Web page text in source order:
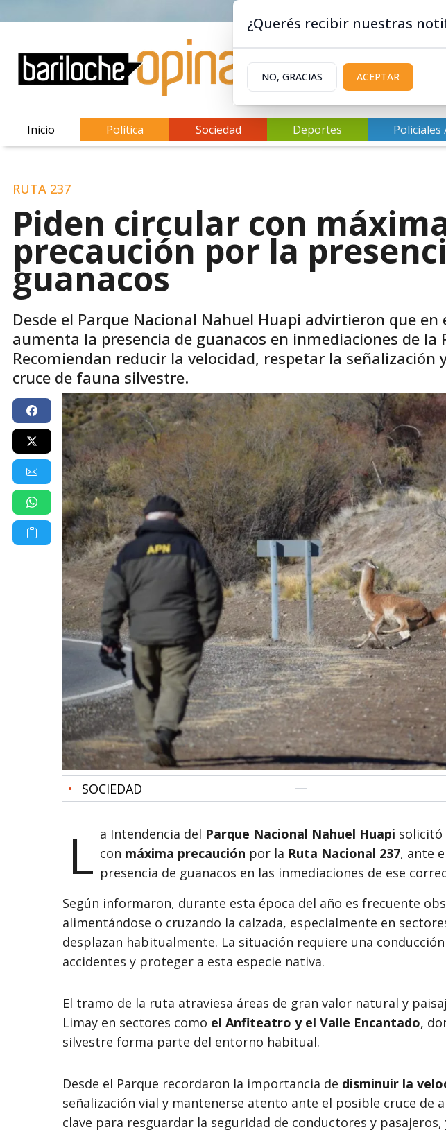
Inicio Política Sociedad Deportes Policiales
RUTA 237
Piden circular con
precaución por la
guanacos
Desde el Parque Nacional Nahuel Huapi advirtieron que en
aumenta la presencia de guanacos en inmediaciones de la
Recomiendan reducir la velocidad, respetar la señalización
cruce de fauna silvestre.
• SOCIEDAD
L a Intendencia del Parque Nacional Nahuel Huapi solicitó
con máxima precaución por la Ruta Nacional 237, ante
presencia de guanacos en las inmediaciones de ese
Según informaron, durante esta época del año es frecuente
alimentándose o cruzando la calzada, especialmente en
desplazan habitualmente. La situación requiere una
accidentes y proteger a esta especie nativa.
El tramo de la ruta atraviesa áreas de gran valor natural y
Limay en sectores como el Anfiteatro y el Valle Encantado,
silvestre forma parte del entorno habitual.
Desde el Parque recordaron la importancia de disminuir la
señalización vial y mantenerse atento ante el posible cruce de
clave para resguardar la seguridad de conductores y
¿Querés recibir nuestras
NO, GRACIAS ACEPTAR